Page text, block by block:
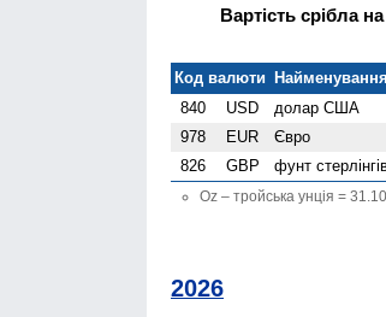
Вартість срібла
Код валюти Найменування
840
USD долар США
978 EUR Євро
826 GBP фунт
Oz – тройська унція =
2026